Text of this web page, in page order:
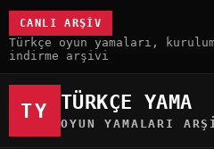
CANLI ARŞIV
Türkçe oyun yamaları,
indirme arşivi
TY TÜRKÇE YAMA
OYUN YAMALARI